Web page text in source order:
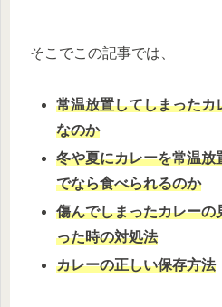
そこでこの記事では、
常温放置してしまったカ
なのか
冬や夏にカレーを常温放
でなら食べられるのか
傷んでしまったカレーの
った時の対処法
カレーの正しい保存方法